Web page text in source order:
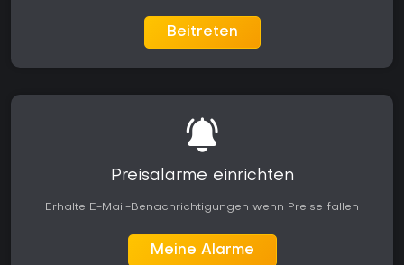
Beitreten
Preisalarme einrichten
Erhalte E-Mail-Benachrichtigungen wenn Preise fallen
Meine Alarme